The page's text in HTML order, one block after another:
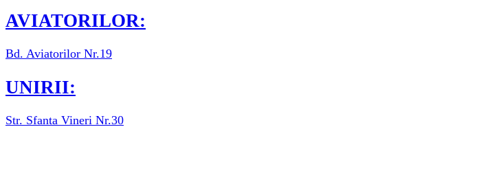
AVIATORILOR:
Bd. Aviatorilor Nr.19
UNIRII:
Str. Sfanta Vineri Nr.30